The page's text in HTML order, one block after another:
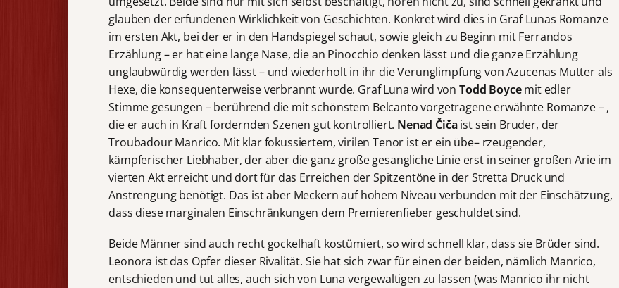
glauben der erfundenen Wirklichkeit von Geschichten. Konkret wird dies in Graf Lunas Romanze
im ersten Akt, bei der er in den Handspiegel schaut, sowie gleich zu Beginn mit Ferrandos
Erzählung – er hat eine lange Nase, die an Pinocchio denken lässt und die ganze Erzählung
unglaubwürdig werden lässt – und wiederholt in ihr die Verunglimpfung von Azucenas Mutter als
Hexe, die konsequenterweise verbrannt wurde. Graf Luna wird von Todd Boycemit edler
Stimme gesungen – berührend die mit schönstem Belcanto vorgetragene erwähnte Romanze – ,
die er auch in Kraft fordernden Szenen gut kontrolliert. Nenad Čičaist sein Bruder, der
Troubadour Manrico. Mit klar fokussiertem, virilen Tenor ist er ein übe– rzeugender,
kämpferischer Liebhaber, der aber die ganz große gesangliche Linie erst in seiner großen Arie im
vierten Akt erreicht und dort für das Erreichen der Spitzentöne in der Stretta Druck und
Anstrengung benötigt. Das ist aber Meckern auf hohem Niveau verbunden mit der Einschätzung,
dass diese marginalen Einschränkungen dem Premierenfieber geschuldet sind.
Beide Männer sind auch recht gockelhaft kostümiert, so wird schnell klar, dass sie Brüder sind.
Leonora ist das Opfer dieser Rivalität. Sie hat sich zwar für einen der beiden, nämlich Manrico,
entschieden und tut alles, auch sich von Luna vergewaltigen zu lassen (was Manrico ihr nicht